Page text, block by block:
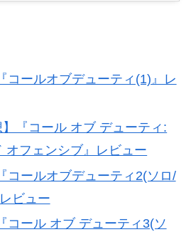
コールオブデューティ(1)』レ
】『コール オブ デューティ:
オフェンシブ』レビュー
コールオブデューティ2(ソロ/
ビュー
コール オブ デューティ3(ソ